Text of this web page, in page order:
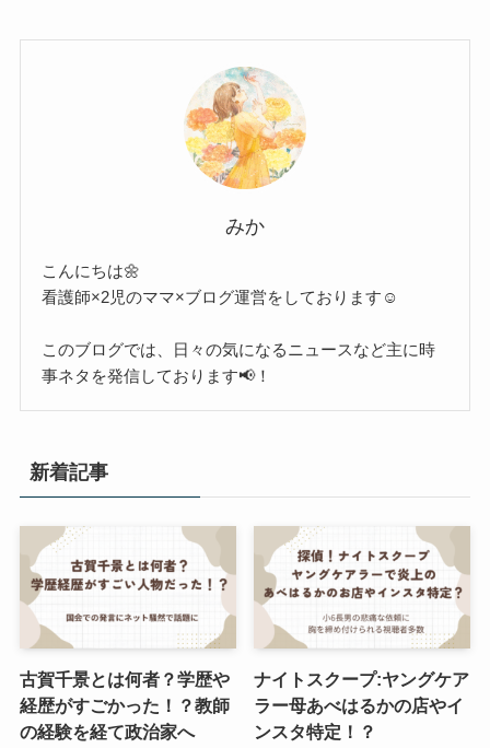
みか
こんにちは🌼
看護師×2児のママ×ブログ運営をしております☺︎
このブログでは、日々の気になるニュースなど主に時
事ネタを発信しております📢！
新着記事
古賀千景とは何者？学歴や
経歴がすごかった！？教師
の経験を経て政治家へ
ナイトスクープ:ヤングケア
ラー母あべはるかの店やイ
ンスタ特定！？